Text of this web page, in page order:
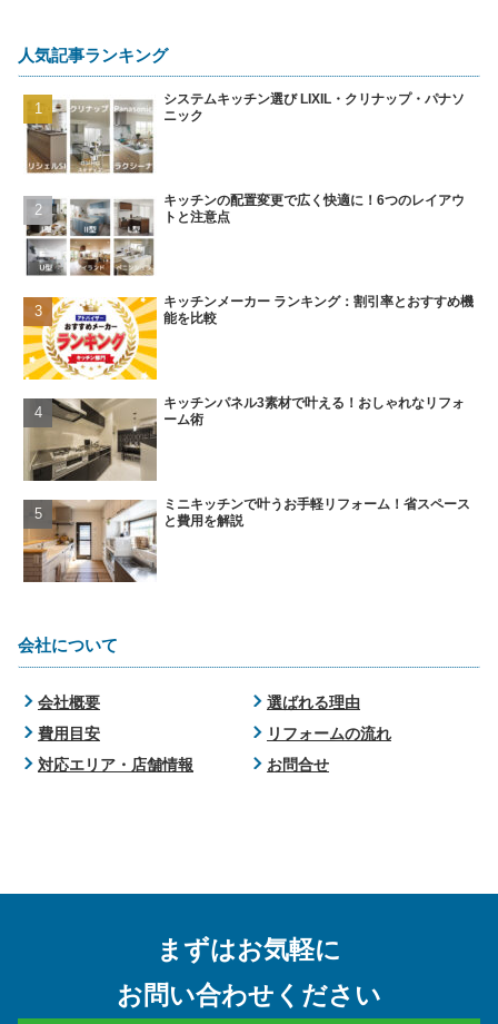
人気記事ランキング
システムキッチン選び LIXIL・クリナップ・パナソ
ニック
キッチンの配置変更で広く快適に！6つのレイアウ
トと注意点
キッチンメーカー ランキング：割引率とおすすめ機
能を比較
キッチンパネル3素材で叶える！おしゃれなリフォ
ーム術
ミニキッチンで叶うお手軽リフォーム！省スペース
と費用を解説
会社について
会社概要
選ばれる理由
費用目安
リフォームの流れ
対応エリア・店舗情報
お問合せ
まずはお気軽に
お問い合わせください